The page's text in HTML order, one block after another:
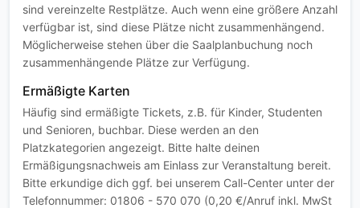
sind vereinzelte Restplätze. Auch wenn eine größere Anzahl
verfügbar ist, sind diese Plätze nicht zusammenhängend.
Möglicherweise stehen über die Saalplanbuchung noch
zusammenhängende Plätze zur Verfügung.
Ermäßigte Karten
Häufig sind ermäßigte Tickets, z.B. für Kinder, Studenten
und Senioren, buchbar. Diese werden an den
Platzkategorien angezeigt. Bitte halte deinen
Ermäßigungsnachweis am Einlass zur Veranstaltung bereit.
Bitte erkundige dich ggf. bei unserem Call-Center unter der
Telefonnummer: 01806 - 570 070 (0,20 €/Anruf inkl. MwSt